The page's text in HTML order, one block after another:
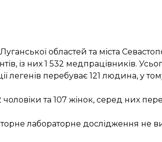
областей та міста
із них 1 532 медпрацівників.
легенів перебуває 121 людина, у
та 107 жінок, серед них
лабораторне дослідження не